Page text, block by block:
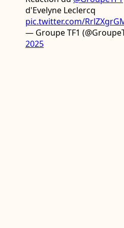
d'Evelyne Leclercq
pic.twitter.com/
— Groupe TF1
2025